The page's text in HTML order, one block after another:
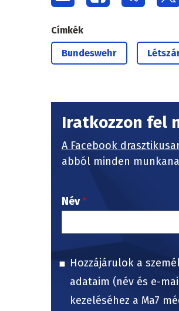
Címkék
Bundeswehr
Iratkozzon fel
A Facebook
abból minden
Név
Hozzájárulok a
adataim (név és e-
kezeléséhez a Ma7